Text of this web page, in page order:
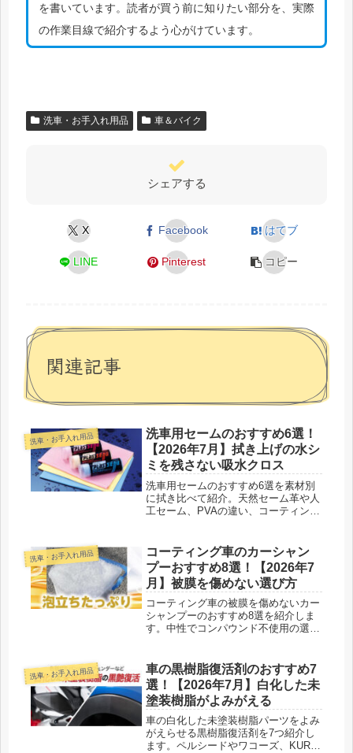
を書いています。読者が買う前に知りたい部分を、実際
の作業目線で紹介するよう心がけています。
洗車・お手入れ用品 車＆バイク
シェアする
X Facebook はてブ
LINE Pinterest コピー
関連記事
洗車・お手入れ用品
洗車用セームのおすすめ6選！
【2026年7月】拭き上げの水シ
ミを残さない吸水クロス
洗車用セームのおすすめ6選を素材別
に拭き比べて紹介。天然セーム革や人
工セーム、PVAの違い、コーティング
洗車・お手入れ用品
コーティング車のカーシャン
プーおすすめ8選！【2026年7
月】被膜を傷めない選び方
コーティング車の被膜を傷めないカー
シャンプーのおすすめ8選を紹介しま
す。中性でコンパウンド不使用の選び
洗車・お手入れ用品
車の黒樹脂復活剤のおすすめ7
選！【2026年7月】白化した未
塗装樹脂がよみがえる
車の白化した未塗装樹脂パーツをよみ
がえらせる黒樹脂復活剤を7つ紹介し
ます。ペルシードやワコーズ、KURE